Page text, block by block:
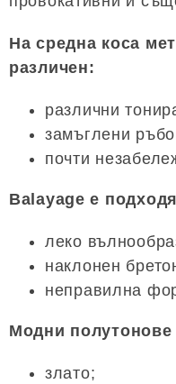
На средна коса
различен:
различни
замъглени
почти
Balayage е
леко
наклонен
неправилна
Модни полутонове
злато;